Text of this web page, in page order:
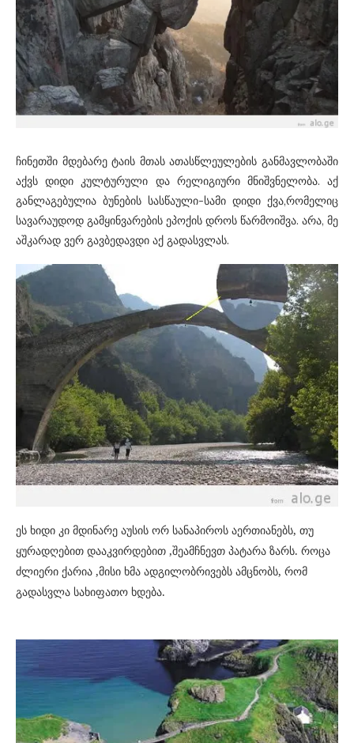
ჩინეთში მდებარე ტაის მთას ათასწლეულების განმავლობაში
აქვს დიდი კულტურული და რელიგიური მნიშვნელობა. აქ
განლაგებულია ბუნების სასწაული-სამი დიდი ქვა,რომელიც
სავარაუდოდ გამყინვარების ეპოქის დროს წარმოიშვა. არა, მე
აშკარად ვერ გავბედავდი აქ გადასვლას.
ეს ხიდი კი მდინარე აუსის ორ სანაპიროს აერთიანებს, თუ
ყურადღებით დააკვირდებით ,შეამჩნევთ პატარა ზარს. როცა
ძლიერი ქარია ,მისი ხმა ადგილობრივებს ამცნობს, რომ
გადასვლა სახიფათო ხდება.